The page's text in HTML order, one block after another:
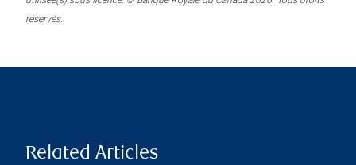
réservés.
Related Articles